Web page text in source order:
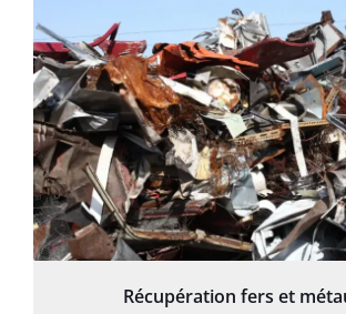
Récupération fers et